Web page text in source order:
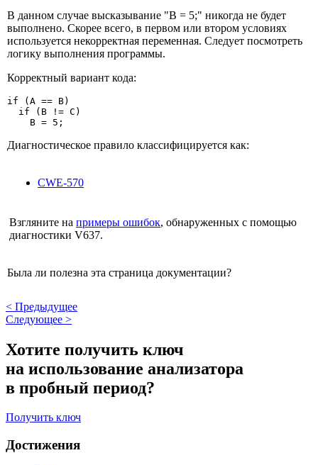
В данном случае высказывание "B = 5;" никогда не будет
выполнено. Скорее всего, в первом или втором условиях
используется некорректная переменная. Следует посмотреть
логику выполнения программы.
Корректный вариант кода:
if (A == B)
  if (B != C)
    B = 5;
Диагностическое правило классифицируется как:
CWE-570
Взгляните на примеры ошибок, обнаруженных с помощью
диагностики V637.
Была ли полезна эта страница документации?
< Предыдущее
Следующее >
Хотите получить ключ
на использование анализатора
в пробный период?
Получить ключ
Достижения